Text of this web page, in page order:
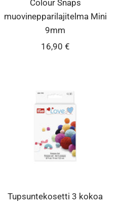
Colour Snaps
muovinepparilajitelma Mini
9mm
Alennushinta
16,90 €
Tupsuntekosetti 3 kokoa